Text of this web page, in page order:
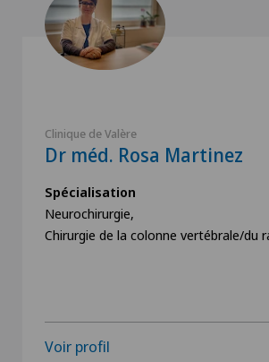
Clinique de Valère
Dr méd. Rosa Martinez
Spécialisation
Neurochirurgie,
Chirurgie de la colonne vertébrale/du
Voir profil